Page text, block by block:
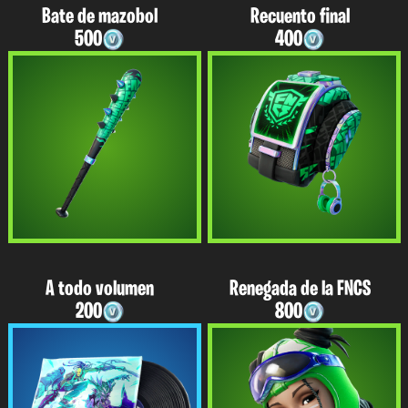
Bate de mazobol
500
Recuento final
400
A todo volumen
200
Renegada de la FNCS
800